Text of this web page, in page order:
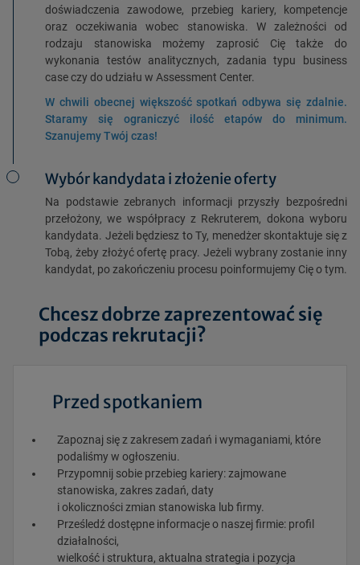
doświadczenia zawodowe, przebieg kariery, kompetencje
oraz oczekiwania wobec stanowiska. W zależności od
rodzaju stanowiska możemy zaprosić Cię także do
wykonania testów analitycznych, zadania typu business
case czy do udziału w Assessment Center.
W chwili obecnej większość spotkań odbywa się zdalnie.
Staramy się ograniczyć ilość etapów do minimum.
Szanujemy Twój czas!
Wybór kandydata i złożenie oferty
Na podstawie zebranych informacji przyszły bezpośredni
przełożony, we współpracy z Rekruterem, dokona wyboru
kandydata. Jeżeli będziesz to Ty, menedżer skontaktuje się z
Tobą, żeby złożyć ofertę pracy. Jeżeli wybrany zostanie inny
kandydat, po zakończeniu procesu poinformujemy Cię o tym.
Chcesz dobrze zaprezentować się
podczas rekrutacji?
Przed spotkaniem
Zapoznaj się z zakresem zadań i wymaganiami, które
podaliśmy w ogłoszeniu.
Przypomnij sobie przebieg kariery: zajmowane
stanowiska, zakres zadań, daty
i okoliczności zmian stanowiska lub firmy.
Prześledź dostępne informacje o naszej firmie: profil
działalności,
wielkość i struktura, aktualna strategia i pozycja